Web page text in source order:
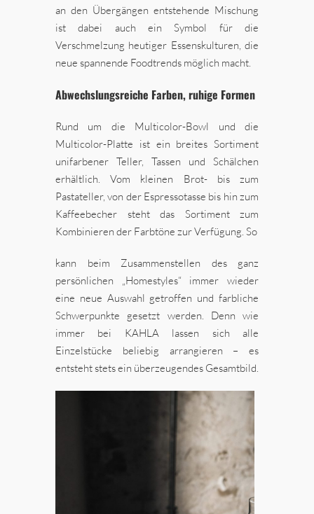
an den Übergängen entstehende Mischung
ist dabei auch ein Symbol für die
Verschmelzung heutiger Essenskulturen, die
neue spannende Foodtrends möglich macht.
Abwechslungsreiche Farben, ruhige Formen
Rund um die Multicolor-Bowl und die
Multicolor-Platte ist ein breites Sortiment
unifarbener Teller, Tassen und Schälchen
erhältlich. Vom kleinen Brot- bis zum
Pastateller, von der Espressotasse bis hin zum
Kaffeebecher steht das Sortiment zum
Kombinieren der Farbtöne zur Verfügung. So
kann beim Zusammenstellen des ganz
persönlichen „Homestyles“ immer wieder
eine neue Auswahl getroffen und farbliche
Schwerpunkte gesetzt werden. Denn wie
immer bei KAHLA lassen sich alle
Einzelstücke beliebig arrangieren – es
entsteht stets ein überzeugendes Gesamtbild.